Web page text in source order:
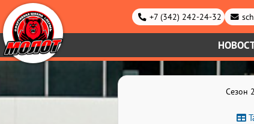
+7 (342) 242-24-32
Сезон